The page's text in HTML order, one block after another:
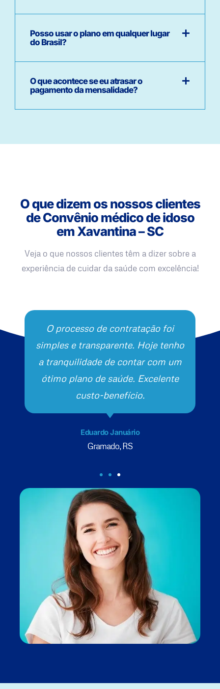
Posso usar o plano em qualquer lugar
do Brasil?
O que acontece se eu atrasar o
pagamento da mensalidade?
O que dizem os nossos clientes
de Convênio médico de idoso
em Xavantina – SC
Veja o que nossos clientes têm a dizer sobre a
experiência de cuidar da saúde com excelência!
O processo de contratação foi
simples e transparente. Hoje tenho
a tranquilidade de contar com um
ótimo plano de saúde. Excelente
custo-benefício.
Eduardo Januário
Gramado, RS